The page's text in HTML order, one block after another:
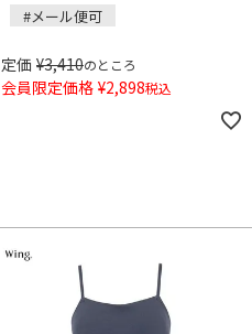
#メール便可
定価 ¥3,410のところ
会員限定価格 ¥2,898税込